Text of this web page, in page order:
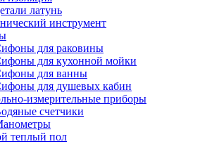
латунь
инструмент
для раковины
для кухонной мойки
для ванны
для душевых кабин
измерительные приборы
счетчики
теплый пол